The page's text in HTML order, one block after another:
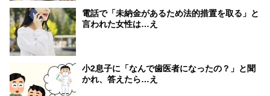
電話で「未納金があるため法的措置を取る」と
言われた女性は…え
小2息子に「なんで歯医者になったの？」と聞
かれ、答えたら…え